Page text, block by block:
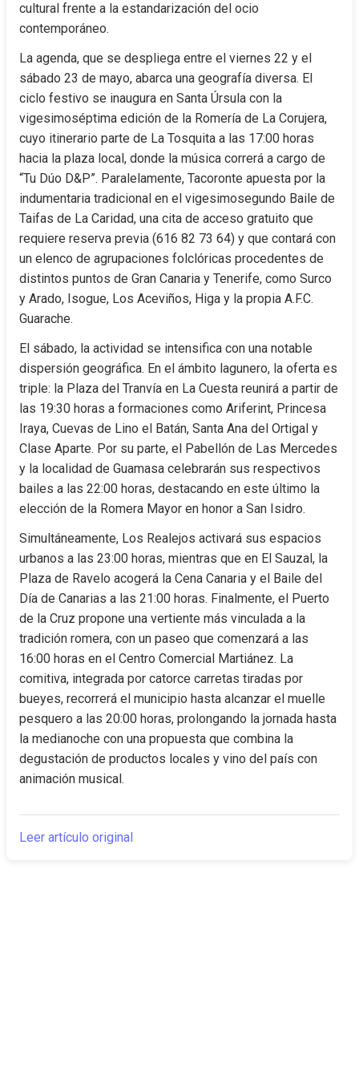
cultural frente a la estandarización del ocio
contemporáneo.
La agenda, que se despliega entre el viernes 22 y el
sábado 23 de mayo, abarca una geografía diversa. El
ciclo festivo se inaugura en Santa Úrsula con la
vigesimoséptima edición de la Romería de La Corujera,
cuyo itinerario parte de La Tosquita a las 17:00 horas
hacia la plaza local, donde la música correrá a cargo de
“Tu Dúo D&P”. Paralelamente, Tacoronte apuesta por la
indumentaria tradicional en el vigesimosegundo Baile de
Taifas de La Caridad, una cita de acceso gratuito que
requiere reserva previa (616 82 73 64) y que contará con
un elenco de agrupaciones folclóricas procedentes de
distintos puntos de Gran Canaria y Tenerife, como Surco
y Arado, Isogue, Los Aceviños, Higa y la propia A.F.C.
Guarache.
El sábado, la actividad se intensifica con una notable
dispersión geográfica. En el ámbito lagunero, la oferta es
triple: la Plaza del Tranvía en La Cuesta reunirá a partir de
las 19:30 horas a formaciones como Ariferint, Princesa
Iraya, Cuevas de Lino el Batán, Santa Ana del Ortigal y
Clase Aparte. Por su parte, el Pabellón de Las Mercedes
y la localidad de Guamasa celebrarán sus respectivos
bailes a las 22:00 horas, destacando en este último la
elección de la Romera Mayor en honor a San Isidro.
Simultáneamente, Los Realejos activará sus espacios
urbanos a las 23:00 horas, mientras que en El Sauzal, la
Plaza de Ravelo acogerá la Cena Canaria y el Baile del
Día de Canarias a las 21:00 horas. Finalmente, el Puerto
de la Cruz propone una vertiente más vinculada a la
tradición romera, con un paseo que comenzará a las
16:00 horas en el Centro Comercial Martiánez. La
comitiva, integrada por catorce carretas tiradas por
bueyes, recorrerá el municipio hasta alcanzar el muelle
pesquero a las 20:00 horas, prolongando la jornada hasta
la medianoche con una propuesta que combina la
degustación de productos locales y vino del país con
animación musical.
Leer artículo original